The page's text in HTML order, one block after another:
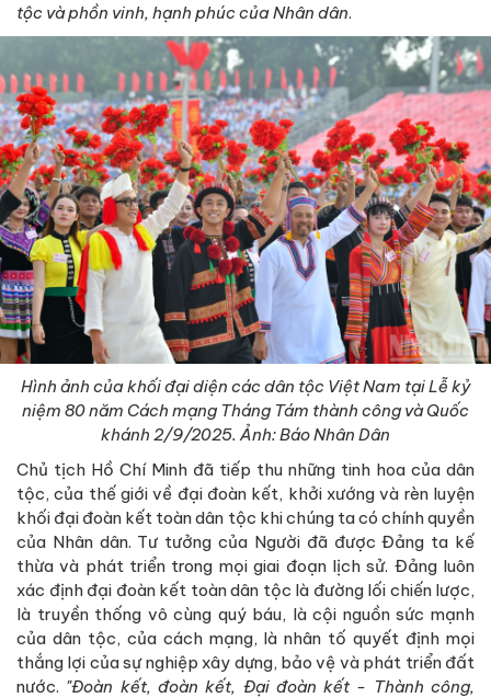
tộc và phồn vinh, hạnh phúc của Nhân dân.
Hình ảnh của khối đại diện các dân tộc Việt Nam tại Lễ kỷ
niệm 80 năm Cách mạng Tháng Tám thành công và Quốc
khánh 2/9/2025. Ảnh: Báo Nhân Dân
Chủ tịch Hồ Chí Minh đã tiếp thu những tinh hoa của dân
tộc, của thế giới về đại đoàn kết, khởi xướng và rèn luyện
khối đại đoàn kết toàn dân tộc khi chúng ta có chính quyền
của Nhân dân. Tư tưởng của Người đã được Đảng ta kế
thừa và phát triển trong mọi giai đoạn lịch sử. Đảng luôn
xác định đại đoàn kết toàn dân tộc là đường lối chiến lược,
là truyền thống vô cùng quý báu, là cội nguồn sức mạnh
của dân tộc, của cách mạng, là nhân tố quyết định mọi
thắng lợi của sự nghiệp xây dựng, bảo vệ và phát triển đất
nước. "Đoàn kết, đoàn kết, Đại đoàn kết - Thành công,